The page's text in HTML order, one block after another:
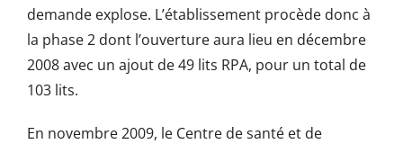
demande explose. L’établissement procède donc à
la phase 2 dont l’ouverture aura lieu en décembre
2008 avec un ajout de 49 lits RPA, pour un total de
103 lits.
En novembre 2009, le Centre de santé et de